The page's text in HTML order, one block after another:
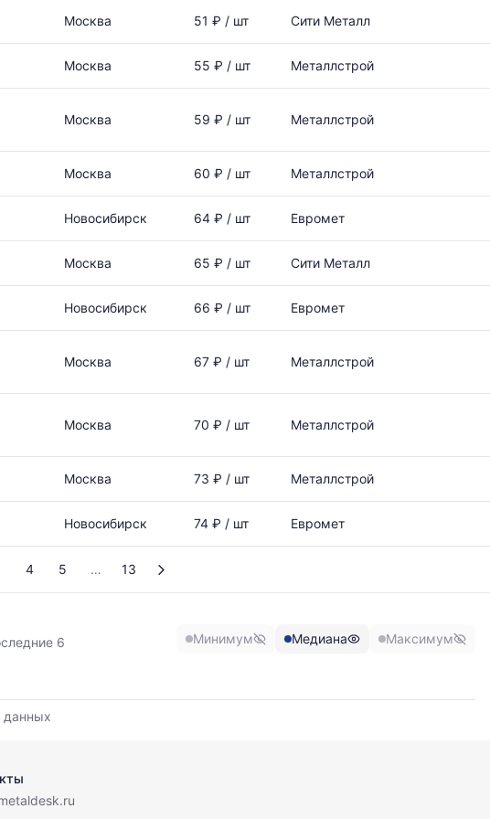
Москва 51 ₽ / шт Сити Металл
Москва 55 ₽ / шт Металлстрой
Москва 59 ₽ / шт Металлстрой
Москва 60 ₽ / шт Металлстрой
Новосибирск 64 ₽ / шт Евромет
Москва 65 ₽ / шт Сити Металл
Новосибирск 66 ₽ / шт Евромет
Москва 67 ₽ / шт Металлстрой
Москва 70 ₽ / шт Металлстрой
Москва 73 ₽ / шт Металлстрой
Новосибирск 74 ₽ / шт Евромет
4 5 13
6
Минимум Медиана Максимум
данных